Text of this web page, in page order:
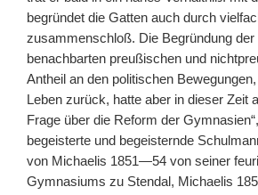
begründet die Gatten auch durch
zusammenschloß. Die Begründung
benachbarten preußischen und
Antheil an den politischen
Leben zurück, hatte aber in dieser Zeit
Frage über die Reform der
begeisterte und begeisternde
von Michaelis 1851—54 von seiner
Gymnasiums zu Stendal, Michaelis